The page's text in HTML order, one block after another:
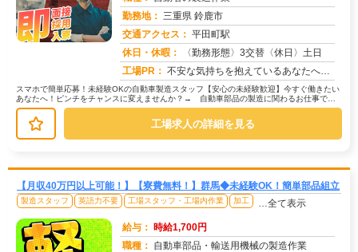
勤務地： 三重県 鈴鹿市
交通アクセス： 平田町駅
休日・休暇：
〈勤務形態〉3交替〈休日〉土日
工場PR： 不安な気持ちを抱えているあなたへ。株式会社京栄センターは、未経験者多数活躍中！経験やスキルは一切問いません。→ 最...
スマホで簡単応募！未経験OKの自動車製造スタッフ【安心の未経験歓迎】今すぐ働きたい
あなたへ！ピンチをチャンスに変えませんか？→ 自動車部品の製造に関わるお仕事で
す。→ 具体的な作業は、部品を機械...
工場求人の詳細を見る
【月収40万円以上可能！】【寮費無料！】群馬◆未経験OK！簡単部品組立
製造スタッフ 英語力不要 工場スタッフ・工場内作業 加工 …全て表示
給与： 時給1,700円
職種： 自動車部品・輸送用機械の製造作業